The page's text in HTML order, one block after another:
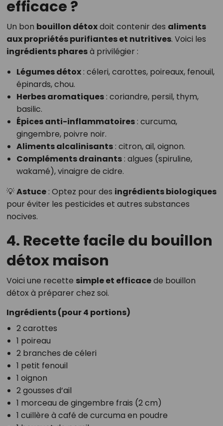
efficace ?
Un bon bouillon détoxdoit contenir des aliments
aux propriétés purifiantes et nutritives. Voici les
ingrédients pharesà privilégier :
Légumes détox: céleri, carottes, poireaux, fenouil,
épinards, chou.
Herbes aromatiques: coriandre, persil, thym,
basilic.
Épices anti-inflammatoires: curcuma,
gingembre, poivre noir.
Aliments alcalinisants: citron, ail, oignon.
Compléments drainants: algues (spiruline,
wakamé), vinaigre de cidre.
💡Astuce: Optez pour des ingrédients biologiques
pour éviter les pesticides et autres substances
nocives.
4. Recette facile du bouillon
détox maison
Voici une recette simple et efficacede bouillon
détox à préparer chez soi.
Ingrédients (pour 4 portions)
2 carottes
1 poireau
2 branches de céleri
1 petit fenouil
1 oignon
2 gousses d’ail
1 morceau de gingembre frais (2 cm)
1 cuillère à café de curcuma en poudre